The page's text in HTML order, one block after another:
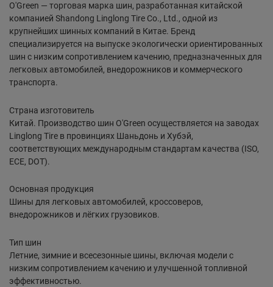
O'Green — торговая марка шин, разработанная китайской
компанией Shandong Linglong Tire Co., Ltd., одной из
крупнейших шинных компаний в Китае. Бренд
специализируется на выпуске экологически ориентированных
шин с низким сопротивлением качению, предназначенных для
легковых автомобилей, внедорожников и коммерческого
транспорта.
Страна изготовитель
Китай. Производство шин O'Green осуществляется на заводах
Linglong Tire в провинциях Шаньдонь и Хубэй,
соответствующих международным стандартам качества (ISO,
ECE, DOT).
Основная продукция
Шины для легковых автомобилей, кроссоверов,
внедорожников и лёгких грузовиков.
Тип шин
Летние, зимние и всесезонные шины, включая модели с
низким сопротивлением качению и улучшенной топливной
эффективностью.